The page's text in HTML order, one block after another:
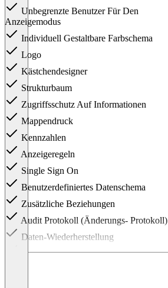
Unbegrenzte Benutzer Für Den
Anzeigemodus
Individuell Gestaltbare Farbschema
Logo
Kästchendesigner
Strukturbaum
Zugriffsschutz Auf Informationen
Mappendruck
Kennzahlen
Anzeigeregeln
Single Sign On
Benutzerdefiniertes Datenschema
Zusätzliche Beziehungen
Audit Protokoll (Änderungs- Protokoll)
Daten-Wiederherstellung
Simulation